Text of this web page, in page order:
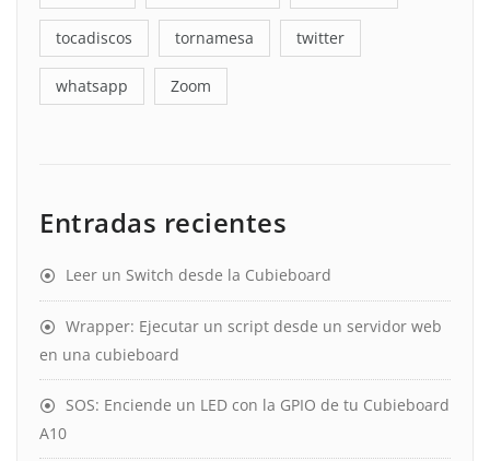
tocadiscos tornamesa twitter
whatsapp Zoom
Entradas recientes
Leer un Switch desde la Cubieboard
Wrapper: Ejecutar un script desde un servidor web
en una cubieboard
SOS: Enciende un LED con la GPIO de tu Cubieboard
A10